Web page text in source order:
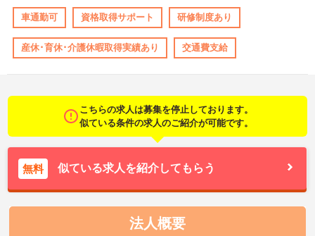
車通勤可 資格取得サポート 研修制度あり
産休･育休･介護休暇取得実績あり 交通費支給
こちらの求人は募集を停止しております。
似ている条件の求人のご紹介が可能です。
無料 似ている求人を紹介してもらう
法人概要